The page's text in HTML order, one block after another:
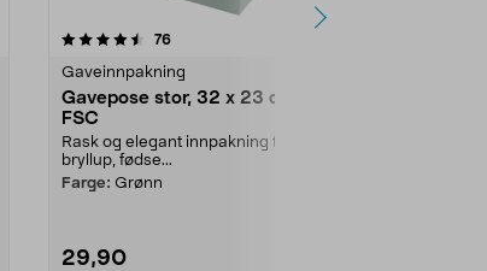
76anmeldelser
Gaveinnpakning
Gavepose stor, 32 x 23 cm,
FSC
Rask og elegant innpakning til
bryllup, fødse...
Farge: Grønn
29,90
4.5av 5 stjerner